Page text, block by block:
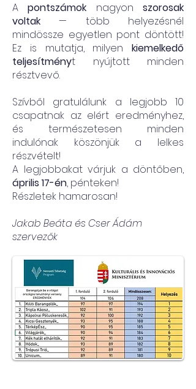
Apontszámok nagyonszorosak
voltak — több helyezésnél
mindössze egyetlen pont döntött!
Ez is mutatja, milyen kiemelkedő
teljesítményt nyújtott minden
résztvevő.
Szívből gratulálunk a legjobb 10
csapatnak az elért eredményhez,
és természetesen minden
indulónak köszönjük a lelkes
részvételt!
A legjobbakat várjuk a döntőben,
április 17-én, pénteken!
Részletek hamarosan!
Jakab Beáta és Cser Ádám
szervezők